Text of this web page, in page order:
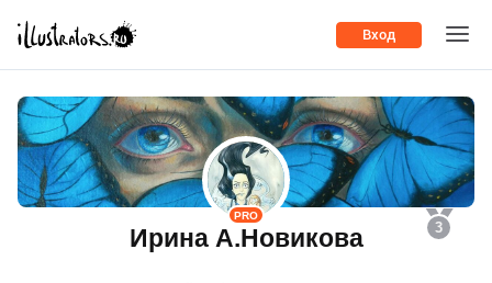
Вход
3
PRO
Ирина А.Новикова